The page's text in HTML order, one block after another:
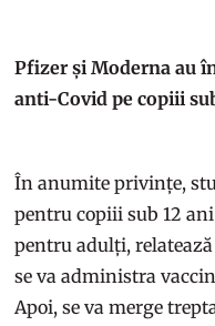
Pfizer și Moderna au
anti-Covid pe copiii
În anumite privințe,
pentru copiii sub 12 ani
pentru adulți,
se va administra
Apoi, se va merge